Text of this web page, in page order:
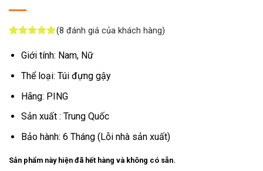
dựa trên
(8 đánh giá của khách hàng)
Giới tính: Nam, Nữ
Thể loại: Túi đựng gậy
Hãng: PING
Sản xuất : Trung Quốc
Bảo hành: 6 Tháng (Lỗi nhà sản xuất)
Sản phẩm này hiện đã hết hàng và không có sẵn.